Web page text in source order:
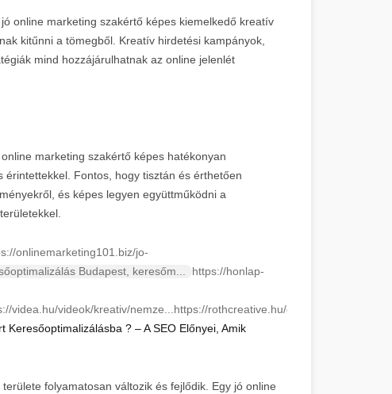
online marketing szakértő képes kiemelkedő kreatív
kitűnni a tömegből. Kreatív hirdetési kampányok,
mind hozzájárulhatnak az online jelenlét
marketing szakértő képes hatékonyan
Fontos, hogy tisztán és érthetően
és képes legyen együttműködni a
onlinemarketing101.biz/jo-
Budapest, keresőm... https://honlap-
videa.hu/videok/kreativ/nemze... https://rothcreative.hu/online-
Keresőoptimalizálásba ? – A SEO Előnyei, Amik
folyamatosan változik és fejlődik. Egy jó online